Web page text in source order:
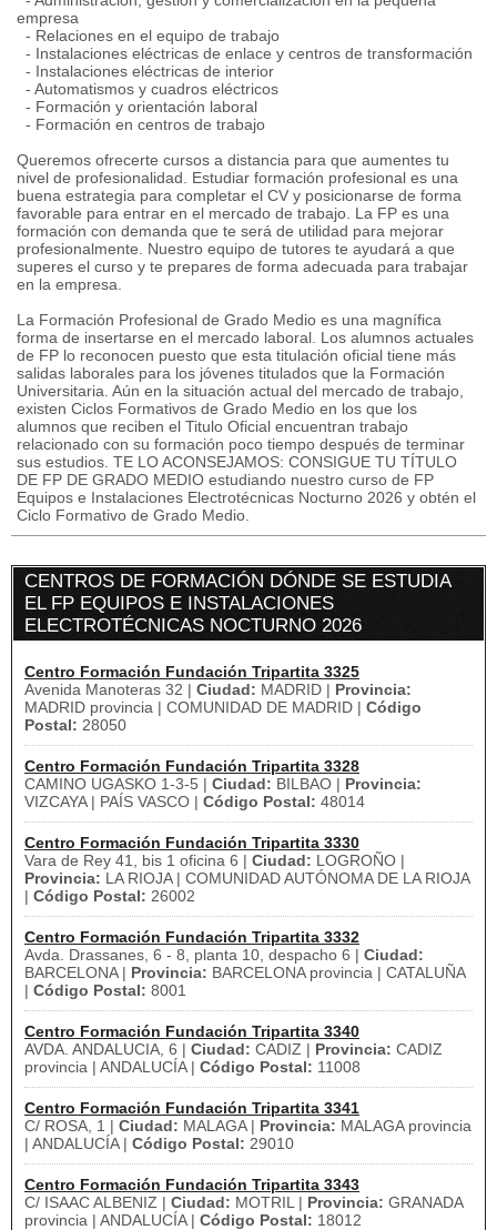
empresa
- Relaciones en el equipo de trabajo
- Instalaciones eléctricas de enlace y centros de transformación
- Instalaciones eléctricas de interior
- Automatismos y cuadros eléctricos
- Formación y orientación laboral
- Formación en centros de trabajo
Queremos ofrecerte cursos a distancia para que aumentes tu
nivel de profesionalidad. Estudiar formación profesional es una
buena estrategia para completar el CV y posicionarse de forma
favorable para entrar en el mercado de trabajo. La FP es una
formación con demanda que te será de utilidad para mejorar
profesionalmente. Nuestro equipo de tutores te ayudará a que
superes el curso y te prepares de forma adecuada para trabajar
en la empresa.
La Formación Profesional de Grado Medio es una magnífica
forma de insertarse en el mercado laboral. Los alumnos actuales
de FP lo reconocen puesto que esta titulación oficial tiene más
salidas laborales para los jóvenes titulados que la Formación
Universitaria. Aún en la situación actual del mercado de trabajo,
existen Ciclos Formativos de Grado Medio en los que los
alumnos que reciben el Titulo Oficial encuentran trabajo
relacionado con su formación poco tiempo después de terminar
sus estudios. TE LO ACONSEJAMOS: CONSIGUE TU TÍTULO
DE FP DE GRADO MEDIO estudiando nuestro curso de FP
Equipos e Instalaciones Electrotécnicas Nocturno 2026 y obtén el
Ciclo Formativo de Grado Medio.
CENTROS DE FORMACIÓN DÓNDE SE ESTUDIA
EL FP EQUIPOS E INSTALACIONES
ELECTROTÉCNICAS NOCTURNO 2026
Centro Formación Fundación Tripartita 3325
Avenida Manoteras 32 | Ciudad: MADRID | Provincia:
MADRID provincia | COMUNIDAD DE MADRID | Código
Postal: 28050
Centro Formación Fundación Tripartita 3328
CAMINO UGASKO 1-3-5 | Ciudad: BILBAO | Provincia:
VIZCAYA | PAÍS VASCO | Código Postal: 48014
Centro Formación Fundación Tripartita 3330
Vara de Rey 41, bis 1 oficina 6 | Ciudad: LOGROÑO |
Provincia: LA RIOJA | COMUNIDAD AUTÓNOMA DE LA RIOJA
| Código Postal: 26002
Centro Formación Fundación Tripartita 3332
Avda. Drassanes, 6 - 8, planta 10, despacho 6 | Ciudad:
BARCELONA | Provincia: BARCELONA provincia | CATALUÑA
| Código Postal: 8001
Centro Formación Fundación Tripartita 3340
AVDA. ANDALUCIA, 6 | Ciudad: CADIZ | Provincia: CADIZ
provincia | ANDALUCÍA | Código Postal: 11008
Centro Formación Fundación Tripartita 3341
C/ ROSA, 1 | Ciudad: MALAGA | Provincia: MALAGA provincia
| ANDALUCÍA | Código Postal: 29010
Centro Formación Fundación Tripartita 3343
C/ ISAAC ALBENIZ | Ciudad: MOTRIL | Provincia: GRANADA
provincia | ANDALUCÍA | Código Postal: 18012